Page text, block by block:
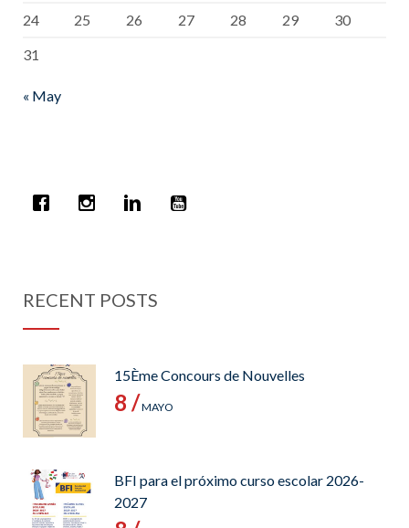
24 25 26 27 28 29
30
31
« May
RECENT POSTS
15Ème Concours de Nouvelles
8 /MAYO
BFI para el próximo curso escolar 2026-
2027